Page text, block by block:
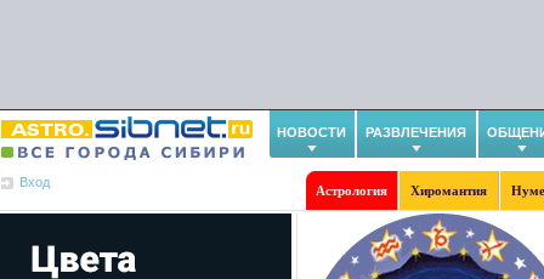
НОВОСТИ РАЗВЛЕЧЕНИЯ
Вход
Астрология Хиромантия